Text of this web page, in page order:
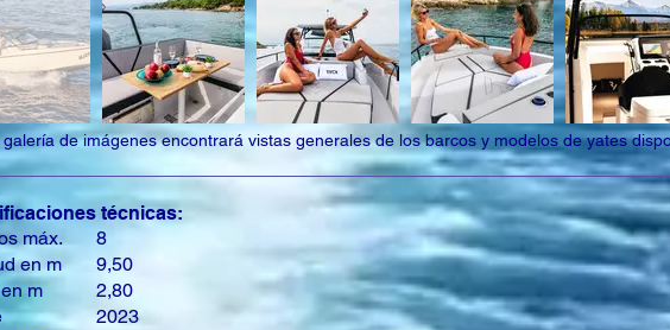
de imágenes encontrará vistas generales de los barcos y modelos de yates
técnicas:
máx.
en m
m
8
9,50
2,80
2023